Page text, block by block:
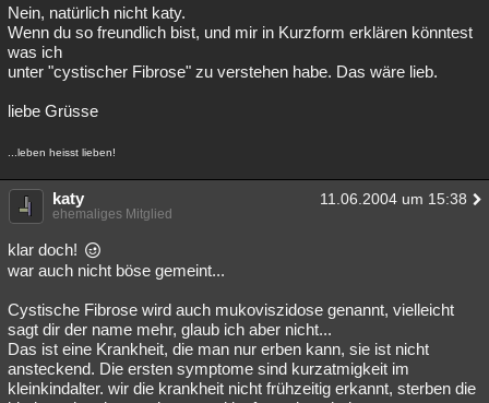
Nein, natürlich nicht katy.
Wenn du so freundlich bist, und mir in Kurzform erklären könntest
was ich
unter "cystischer Fibrose" zu verstehen habe. Das wäre lieb.
liebe Grüsse
...leben heisst lieben!
katy 11.06.2004 um 15:38
ehemaliges Mitglied
klar doch!
war auch nicht böse gemeint...
Cystische Fibrose wird auch mukoviszidose genannt, vielleicht
sagt dir der name mehr, glaub ich aber nicht...
Das ist eine Krankheit, die man nur erben kann, sie ist nicht
ansteckend. Die ersten symptome sind kurzatmigkeit im
kleinkindalter. wir die krankheit nicht frühzeitig erkannt, sterben die